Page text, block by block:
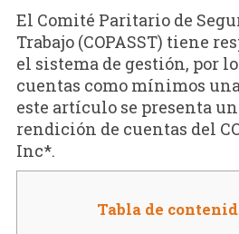
El Comité Paritario de
Trabajo (COPASST) tiene
el sistema de gestión, por
cuentas como mínimos
este artículo se presenta
rendición de cuentas del
Inc*.
Tabla de